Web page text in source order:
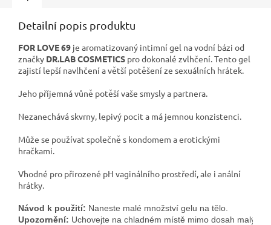
Detailní popis produktu
FOR LOVE 69 je aromatizovaný intimní gel na vodní bázi od
značky DR.LAB COSMETICS pro dokonalé zvlhčení. Tento gel
zajistí lepší navlhčení a větší potěšení ze sexuálních hrátek.
Jeho příjemná vůně potěší vaše smysly a partnera.
Nezanechává skvrny, lepivý pocit a má jemnou konzistenci.
Může se používat společně s kondomem a erotickými
hračkami.
Vhodné pro přirozené pH vaginálního prostředí, ale i anální
hrátky.
Návod k použití: Naneste malé množství gelu na tělo.
Upozornění: Uchovejte na chladném místě mimo dosah malých